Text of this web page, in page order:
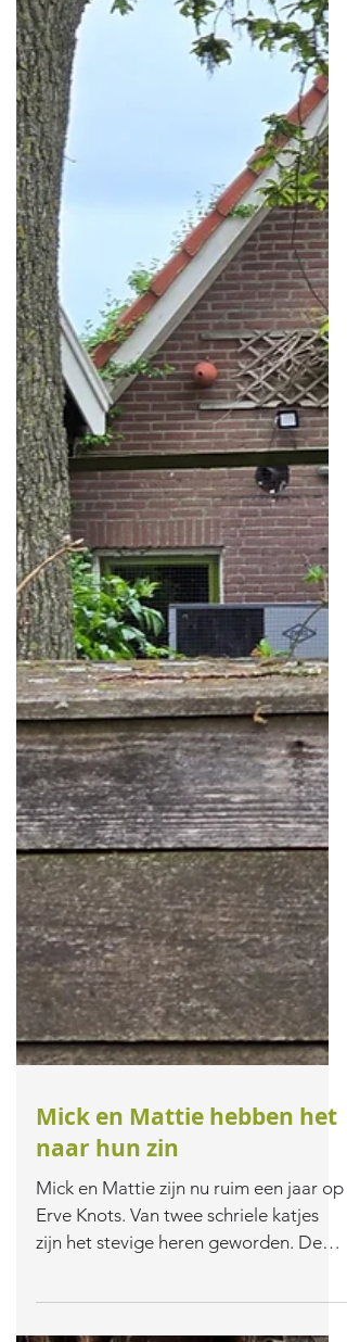
vangen en bij een dierenarts te krijgen,
maar dat is niet gelukt. Meneer had
zich verstopt en ik was dagenlang
Mick en Mattie hebben het
naar hun zin